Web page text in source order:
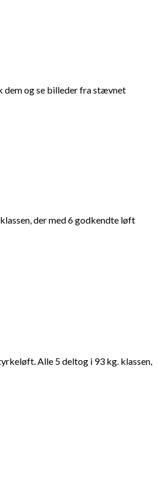
dem og se billeder fra stævnet
der med 6 godkendte løft
Alle 5 deltog i 93 kg. klassen,